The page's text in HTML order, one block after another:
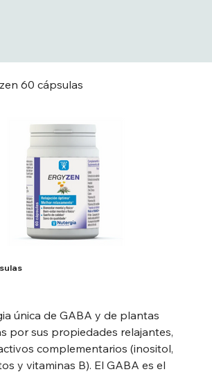
60 cápsulas
única de GABA y de plantas
por sus propiedades relajantes,
complementarios (inositol,
y vitaminas B). El GABA es el